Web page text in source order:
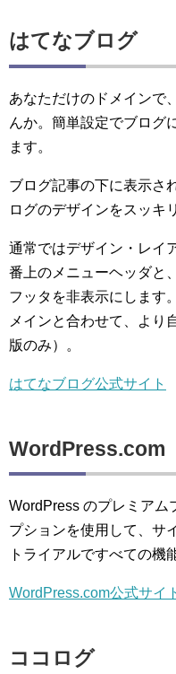
はてなブログ
あなただけのドメインで
んか。簡単設定でブログ
ます。
ブログ記事の下に表示さ
ログのデザインをスッキ
通常ではデザイン・レイ
番上のメニューヘッダと
フッタを非表示にします
メインと合わせて、より
版のみ）。
はてなブログ公式サイト
WordPress.com
WordPress のプレミアム
プションを使用して、サ
トライアルですべての機
WordPress.com公式サイ
ココログ